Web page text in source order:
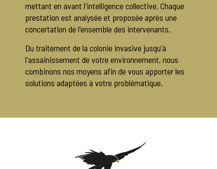
mettant en avant l'intelligence collective. Chaque
prestation est analysée et proposée après une
concertation de l'ensemble des intervenants.
Du traitement de la colonie invasive jusqu'à
l'assainissement de votre environnement, nous
combinons nos moyens afin de vous apporter les
solutions adaptées à votre problématique.